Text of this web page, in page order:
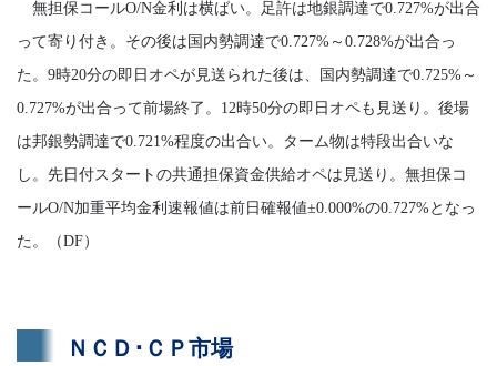
無担保コールO/N金利は横ばい。足許は地銀調達で0.727%が出合
って寄り付き。その後は国内勢調達で0.727%～0.728%が出合っ
た。9時20分の即日オペが見送られた後は、国内勢調達で0.725%～
0.727%が出合って前場終了。12時50分の即日オペも見送り。後場
は邦銀勢調達で0.721%程度の出合い。ターム物は特段出合いな
し。先日付スタートの共通担保資金供給オペは見送り。無担保コ
ールO/N加重平均金利速報値は前日確報値±0.000%の0.727%となっ
た。（DF）
ＮＣＤ･ＣＰ市場